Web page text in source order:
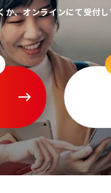
、オンラインにて受付